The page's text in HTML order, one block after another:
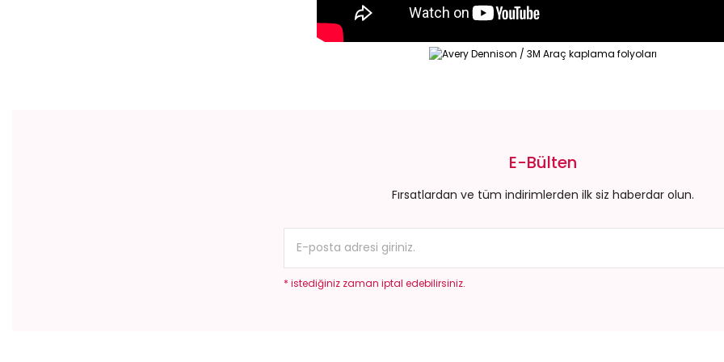
Yorum Yaz
E-Bülten
Fırsatlardan ve tüm indirimlerden ilk siz haberdar olun.
* istediğiniz zaman iptal edebilirsiniz.